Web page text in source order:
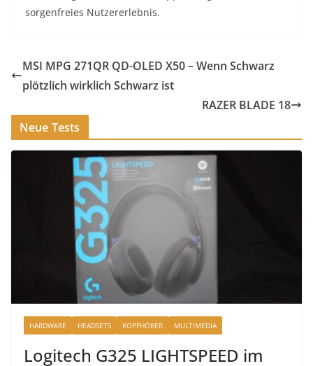
sorgenfreies Nutzererlebnis.
MSI MPG 271QR QD-OLED X50 – Wenn Schwarz
plötzlich wirklich Schwarz ist
RAZER BLADE 18
Neue Tests
HARDWARE HEADSETS KOPFHÖRER MULTIMEDIA
Logitech G325 LIGHTSPEED im